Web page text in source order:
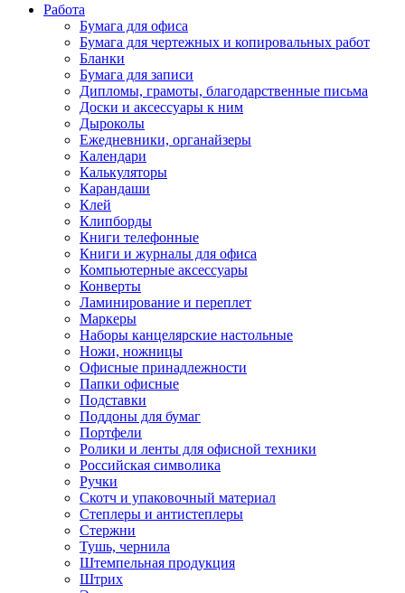
Работа
Бумага для офиса
Бумага для чертежных и копировальных работ
Бланки
Бумага для записи
Дипломы, грамоты, благодарственные письма
Доски и аксессуары к ним
Дыроколы
Ежедневники, органайзеры
Календари
Калькуляторы
Карандаши
Клей
Клипборды
Книги телефонные
Книги и журналы для офиса
Компьютерные аксессуары
Конверты
Ламинирование и переплет
Маркеры
Наборы канцелярские настольные
Ножи, ножницы
Офисные принадлежности
Папки офисные
Подставки
Поддоны для бумаг
Портфели
Ролики и ленты для офисной техники
Российская символика
Ручки
Скотч и упаковочный материал
Степлеры и антистеплеры
Стержни
Тушь, чернила
Штемпельная продукция
Штрих